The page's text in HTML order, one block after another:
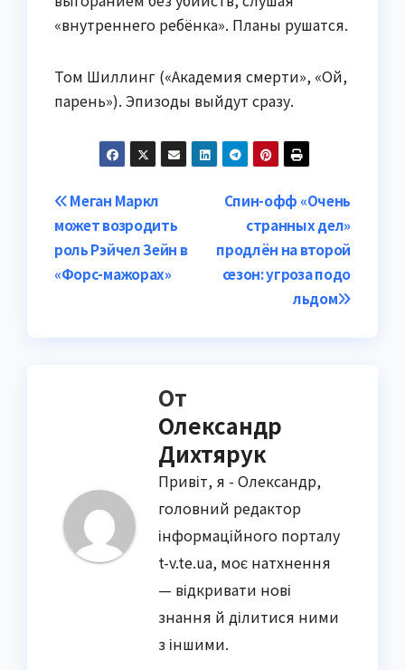
«внутреннего ребёнка». Планы рушатся.
Том Шиллинг («Академия смерти», «Ой,
парень»). Эпизоды выйдут сразу.
Навигация
по
записям
Спин-офф «Очень
странных дел»
продлён на второй
сезон: угроза подо
льдом
Меган Маркл
может возродить
роль Рэйчел Зейн в
«Форс-мажорах»
От
Олександр
Дихтярук
Привіт, я - Олександр,
головний редактор
інформаційного порталу
t-v.te.ua, моє натхнення
— відкривати нові
знання й ділитися ними
з іншими.